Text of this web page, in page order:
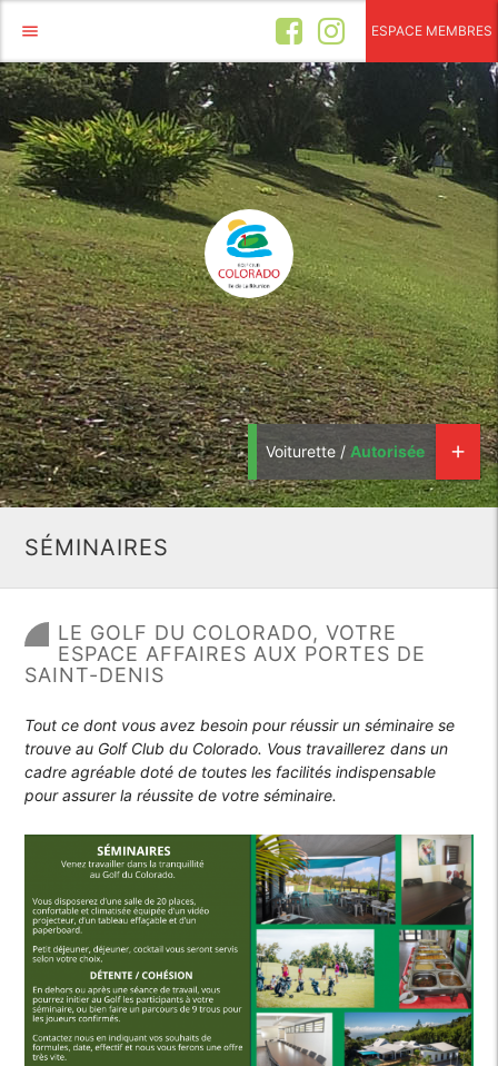
menu ESPACE MEMBRES
Voiturette / Autorisée add
SÉMINAIRES
LE GOLF DU COLORADO, VOTRE
ESPACE AFFAIRES AUX PORTES DE
SAINT-DENIS
Tout ce dont vous avez besoin pour réussir un séminaire se
trouve au Golf Club du Colorado. Vous travaillerez dans un
cadre agréable doté de toutes les facilités indispensable
pour assurer la réussite de votre séminaire.